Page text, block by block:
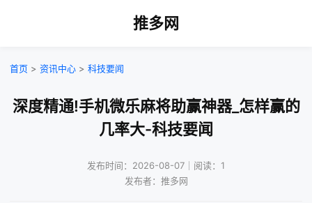
推多网
首页 > 资讯中心 > 科技要闻
深度精通!手机微乐麻将助赢神器_怎样赢的
几率大-科技要闻
发布时间：2026-08-07｜阅读：1
发布者：推多网